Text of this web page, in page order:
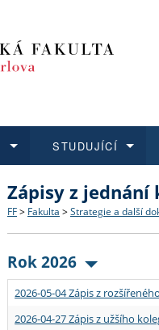
Struktura a historie
Strategie a další
Podpora a benefity pro
Absolventi fakulty
Co studovat a jak se
Učitelské studijní
Informace k průběhu
STUDUJÍCÍ
Bakalářské a magisterské
Doktorské studium
Rigorózní řízení
O vědě a výzkumu na FF
Akademické kvalifikace
Granty a projekty
Aktuální nabídky a
Vyjíždějící studenti
Přijíždějící studenti
Vyjíždějící zaměstnanci
Zápisy z jednání
FF > Fakulta > Strategie a další
Rok 2026
2026-05-04 Zápis z
2026-04-27 Zápis z užšího